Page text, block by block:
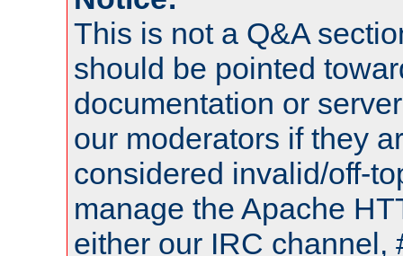
This is not a Q&A
should be pointed
documentation or
our moderators if they
considered invalid/off-
manage the Apache
either our IRC channel,